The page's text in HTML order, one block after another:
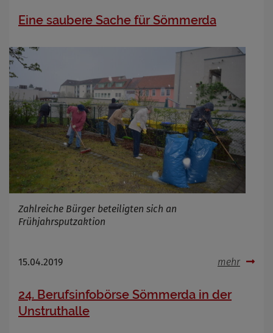
Eine saubere Sache für Sömmerda
Zahlreiche Bürger beteiligten sich an
Frühjahrsputzaktion
15.04.2019 mehr
24. Berufsinfobörse Sömmerda in der
Unstruthalle